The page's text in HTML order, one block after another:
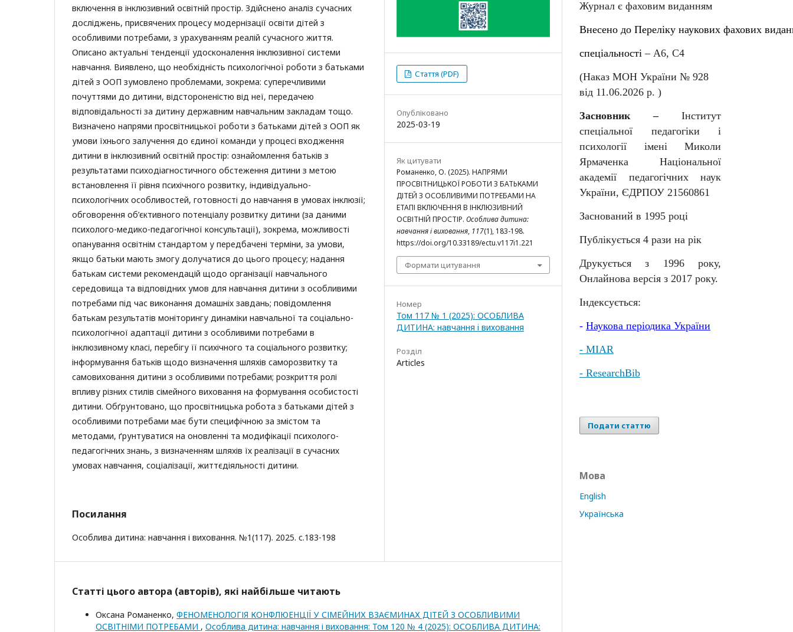
включення в інклюзивний освітній простір. Здійснено аналіз сучасних
досліджень, присвячених процесу модернізації освіти дітей з
особливими потребами, з урахуванням реалій сучасного життя.
Описано актуальні тенденції удосконалення інклюзивної системи
навчання. Виявлено, що необхідність психологічної роботи з батьками
дітей з ООП зумовлено проблемами, зокрема: суперечливими
почуттями до дитини, відстороненістю від неї, передачею
відповідальності за дитину державним навчальним закладам тощо.
Визначено напрями просвітницької роботи з батьками дітей з ООП як
умови їхнього залучення до єдиної команди у процесі входження
дитини в інклюзивний освітній простір: ознайомлення батьків з
результатами психодіагностичного обстеження дитини з метою
встановлення її рівня психічного розвитку, індивідуально-
психологічних особливостей, готовності до навчання в умовах інклюзії;
обговорення об’єктивного потенціалу розвитку дитини (за даними
психолого-медико-педагогічної консультації), зокрема, можливості
опанування освітнім стандартом у передбачені терміни, за умови,
якщо батьки мають змогу долучатися до цього процесу; надання
батькам системи рекомендацій щодо організації навчального
середовища та відповідних умов для навчання дитини з особливими
потребами під час виконання домашніх завдань; повідомлення
батькам результатів моніторингу динаміки навчальної та соціально-
психологічної адаптації дитини з особливими потребами в
інклюзивному класі, перебігу її психічного та соціального розвитку;
інформування батьків щодо визначення шляхів саморозвитку та
самовиховання дитини з особливими потребами; розкриття ролі
впливу різних стилів сімейного виховання на формування особистості
дитини. Обґрунтовано, що просвітницька робота з батьками дітей з
особливими потребами має бути специфічною за змістом та
методами, ґрунтуватися на оновленні та модифікації психолого-
педагогічних знань, з визначенням шляхів їх реалізації в сучасних
умовах навчання, соціалізації, життєдіяльності дитини.
Посилання
Особлива дитина: навчання і виховання. №1(117). 2025. с.183-198
Стаття (PDF)
Опубліковано
2025-03-19
Як цитувати
Романенко, О. (2025). НАПРЯМИ
ПРОСВІТНИЦЬКОЇ РОБОТИ З БАТЬКАМИ
ДІТЕЙ З ОСОБЛИВИМИ ПОТРЕБАМИ НА
ЕТАПІ ВКЛЮЧЕННЯ В ІНКЛЮЗИВНИЙ
ОСВІТНІЙ ПРОСТІР. Особлива дитина:
навчання і виховання, 117(1), 183-198.
https://doi.org/10.33189/ectu.v117i1.221
Формати цитування
Номер
Том 117 № 1 (2025): ОСОБЛИВА
ДИТИНА: навчання i виховання
Розділ
Articles
Статті цього автора (авторів), які найбільше читають
Оксана Романенко, ФЕНОМЕНОЛОГІЯ КОНФЛЮЕНЦІЇ У СІМЕЙНИХ ВЗАЄМИНАХ ДІТЕЙ З ОСОБЛИВИМИ
ОСВІТНІМИ ПОТРЕБАМИ , Особлива дитина: навчання і виховання: Том 120 № 4 (2025): ОСОБЛИВА ДИТИНА:
Журнал є фаховим виданням
Внесено до Перелiку наукових фахових
спеціальності–А6, С4
(Наказ МОН України № 928
від 11.06.2026 р. )
Засновник – Інститут
спеціальної педагогіки і
психології імені Миколи
Ярмаченка Національної
академії педагогічних наук
України, ЄДРПОУ 21560861
Заснований в 1995 році
Публікується 4 рази на рік
Друкується з 1996 року,
Онлайнова версія з 2017 року.
Індексується:
- Наукова періодика України
- MIAR
- ResearchBib
Подати статтю
Мова
English
Українська